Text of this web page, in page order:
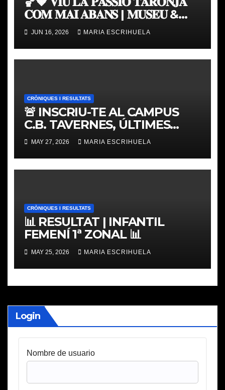
𝐂𝐎𝐌 𝐌𝐀𝐈 𝐀𝐁𝐀𝐍𝐒 | 𝐌𝐔𝐒𝐄𝐔 &
𝐓𝐎𝐔𝐑 𝐕𝐀𝐋𝐄𝐍𝐂𝐈𝐀 𝐁𝐀𝐒𝐊𝐄𝐓
JUN 16, 2026 MARIA ESCRIHUELA
CRÒNIQUES I RESULTATS
🚨 INSCRIU-TE AL CAMPUS
C.B. TAVERNES, ÚLTIMES
PLACES
MAY 27, 2026 MARIA ESCRIHUELA
CRÒNIQUES I RESULTATS
📊 RESULTAT | INFANTIL
FEMENÍ 1ª ZONAL 📊
MAY 25, 2026 MARIA ESCRIHUELA
Login
Nombre de usuario